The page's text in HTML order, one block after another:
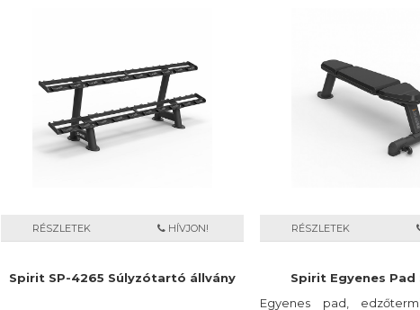
RÉSZLETEK HÍVJON!
Spirit SP-4265 Súlyzótartó állvány
RÉSZLETEK
Spirit Egyenes Pad
Egyenes pad,